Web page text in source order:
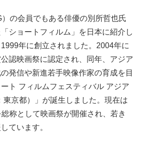
の会員でもある俳優の別所哲也氏
ショートフィルム」を日本に紹介し
年に創立されました。2004年に
認映画祭に認定され、同年、アジア
発信や新進若手映像作家の育成を目
ト フィルムフェスティバル アジア
東京都）」が誕生しました。現在は
総称として映画祭が開催され、若き
ています。